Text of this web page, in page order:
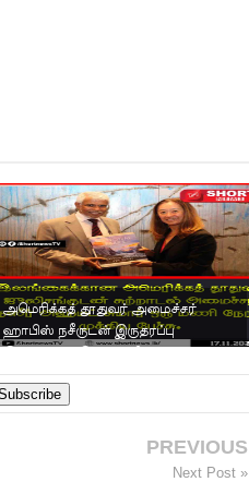
அமெரிக்கத் தூதுவர் அமைச்சர்
ஹாபிஸ் நசீருடன் இருதரப்பு
PREVIOUS
Next Post »